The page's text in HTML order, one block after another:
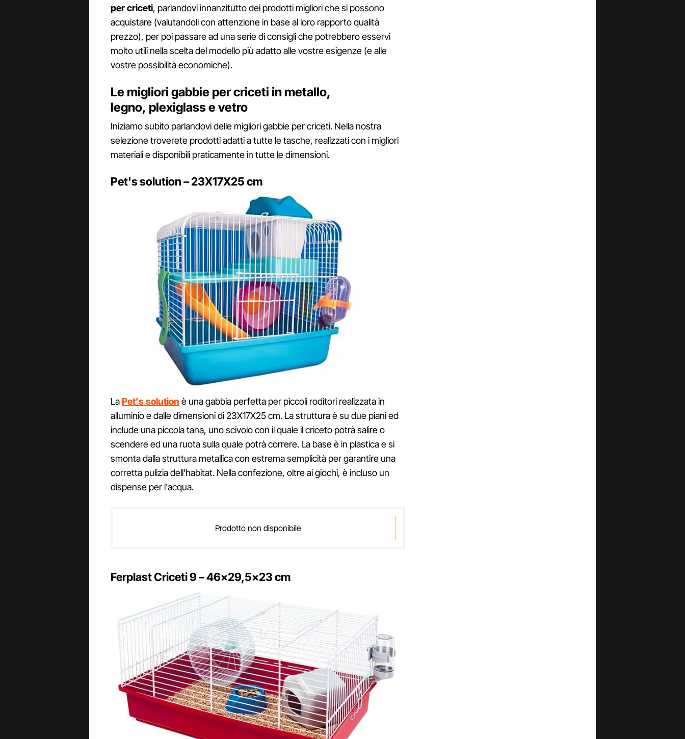
per criceti, parlandovi innanzitutto dei prodotti migliori che si possono
acquistare (valutandoli con attenzione in base al loro rapporto qualità
prezzo), per poi passare ad una serie di consigli che potrebbero esservi
molto utili nella scelta del modello più adatto alle vostre esigenze (e alle
vostre possibilità economiche).
Le migliori gabbie per criceti in metallo,
legno, plexiglass e vetro
Iniziamo subito parlandovi delle migliori gabbie per criceti. Nella nostra
selezione troverete prodotti adatti a tutte le tasche, realizzati con i migliori
materiali e disponibili praticamente in tutte le dimensioni.
Pet's solution – 23X17X25 cm
LaPet's solution è una gabbia perfetta per piccoli roditori realizzata in
alluminio e dalle dimensioni di 23X17X25 cm. La struttura è su due piani ed
include una piccola tana, uno scivolo con il quale il criceto potrà salire o
scendere ed una ruota sulla quale potrà correre. La base è in plastica e si
smonta dalla struttura metallica con estrema semplicità per garantire una
corretta pulizia dell'habitat. Nella confezione, oltre ai giochi, è incluso un
dispense per l'acqua.
Prodotto non disponibile
Ferplast Criceti 9 – 46×29,5×23 cm